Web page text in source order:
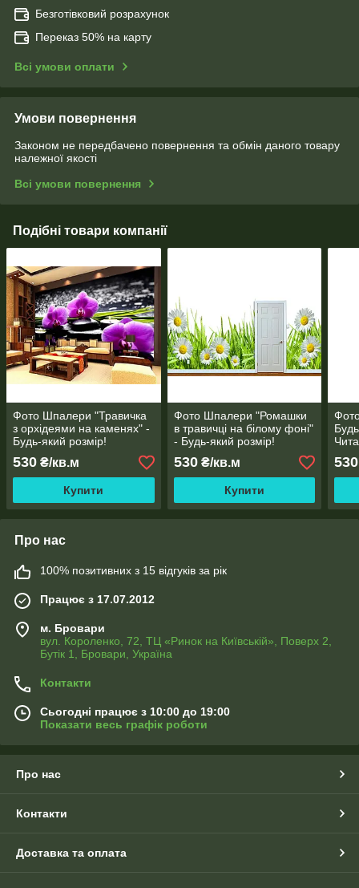
Безготівковий розрахунок
Переказ 50% на карту
Всі умови оплати
Умови повернення
Законом не передбачено повернення та обмін даного товару
належної якості
Всі умови повернення
Подібні товари компанії
Фото Шпалери "Травичка
з орхідеями на каменях" -
Будь-який розмір!
Читаємо опис!
530 ₴/кв.м
Купити
Фото Шпалери "Ромашки
в травичці на білому фоні"
- Будь-який розмір!
Читаємо опис!
530₴/кв.м
Купити
530
Про нас
100% позитивних з 15 відгуків за рік
Працює з 17.07.2012
м. Бровари
вул. Короленко, 72, ТЦ «Ринок на Київській», Поверх 2,
Бутік 1, Бровари, Україна
Контакти
Сьогодні працює з 10:00 до 19:00
Показати весь графік роботи
Про нас
Контакти
Доставка та оплата